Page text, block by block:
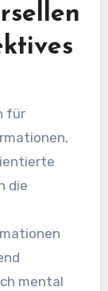
für
die
mental